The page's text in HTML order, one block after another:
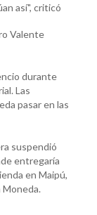
así", criticó
Valente
durante
Las
pasar en las
suspendió
entregaría
en Maipú,